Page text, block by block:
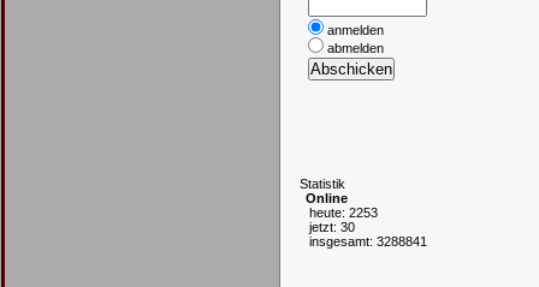
anmelden
abmelden
Statistik
Online
heute: 2253
jetzt: 30
insgesamt: 3288841